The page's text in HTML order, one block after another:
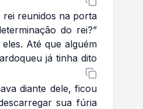
rei reunidos na porta
do rei?”
Até que alguém
já tinha dito
diante dele, ficou
sua fúria